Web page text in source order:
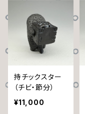
持チックスター
（チビ・節分）
¥11,000